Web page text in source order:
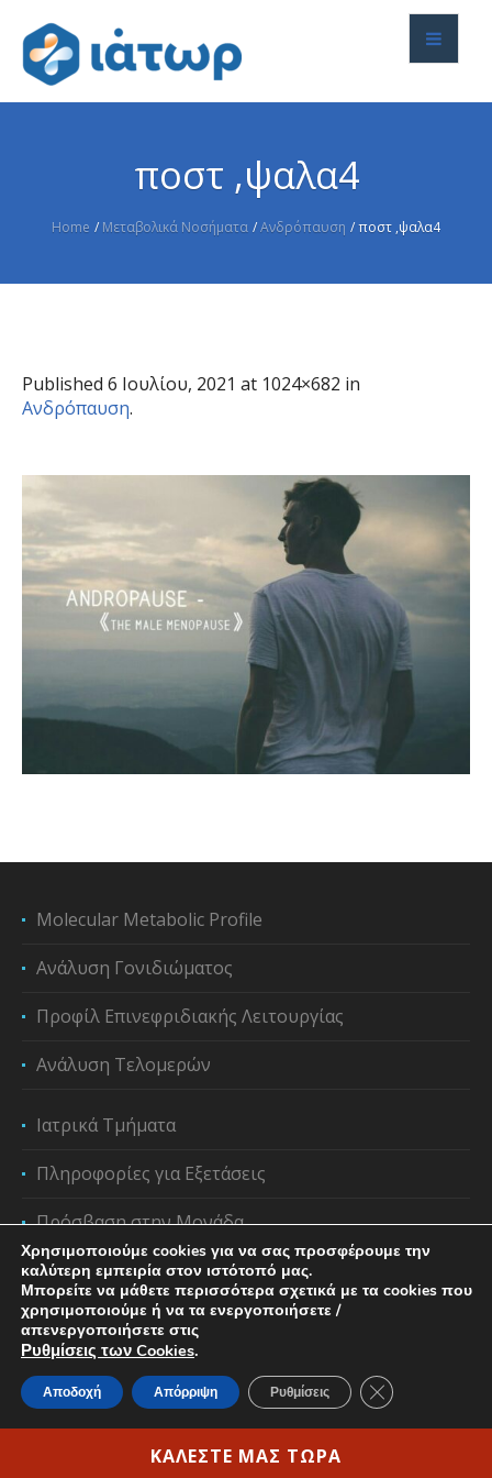
ποστ ,ψαλα4
Home / Μεταβολικά Νοσήματα /Ανδρόπαυση /ποστ ,ψαλα4
Published 6 Ιουλίου, 2021 at 1024×682 in
Ανδρόπαυση.
Molecular Metabolic Profile
Ανάλυση Γονιδιώματος
Προφίλ Επινεφριδιακής Λειτουργίας
Ανάλυση Τελομερών
Ιατρικά Τμήματα
Πληροφορίες για Εξετάσεις
Πρόσβαση στην Μονάδα
Privacy Policy & Cookie Regulation/ Copyright ©2023
Ιάτωρ | All rights reserved|
ΚΑΛΕΣΤΕ ΜΑΣ ΤΩΡΑ
Χρησιμοποιούμε cookies για να σας προσφέρουμε την
καλύτερη εμπειρία στον ιστότοπό μας.
Μπορείτε να μάθετε περισσότερα σχετικά με τα cookies που
χρησιμοποιούμε ή να τα ενεργοποιήσετε /
απενεργοποιήσετε στις
Ρυθμίσεις των Cookies.
Αποδοχή Απόρριψη Ρυθμίσεις Κλείσιμο του